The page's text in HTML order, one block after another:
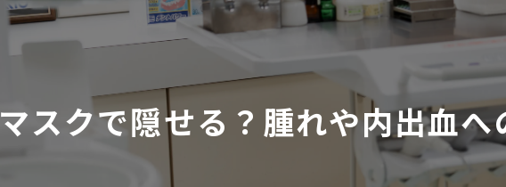
マスクで隠せる？腫れや内出血へ